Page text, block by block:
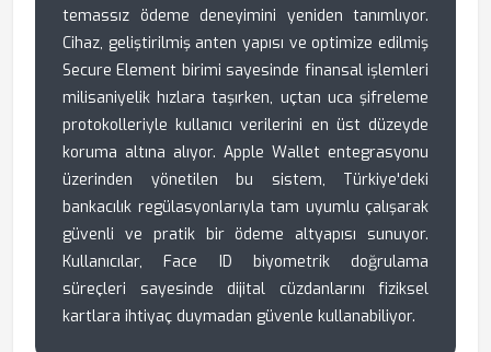
temassız ödeme deneyimini yeniden tanımlıyor.
Cihaz, geliştirilmiş anten yapısı ve optimize edilmiş
Secure Element birimi sayesinde finansal işlemleri
milisaniyelik hızlara taşırken, uçtan uca şifreleme
protokolleriyle kullanıcı verilerini en üst düzeyde
koruma altına alıyor. Apple Wallet entegrasyonu
üzerinden yönetilen bu sistem, Türkiye'deki
bankacılık regülasyonlarıyla tam uyumlu çalışarak
güvenli ve pratik bir ödeme altyapısı sunuyor.
Kullanıcılar, Face ID biyometrik doğrulama
süreçleri sayesinde dijital cüzdanlarını fiziksel
kartlara ihtiyaç duymadan güvenle kullanabiliyor.